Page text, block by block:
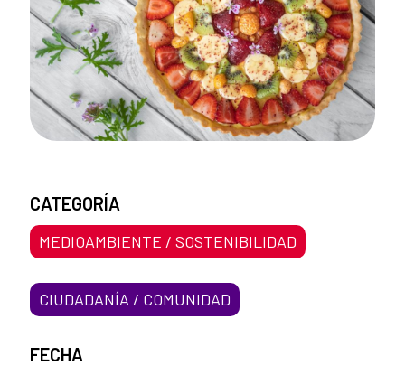
CATEGORÍA
MEDIOAMBIENTE / SOSTENIBILIDAD
CIUDADANÍA / COMUNIDAD
FECHA